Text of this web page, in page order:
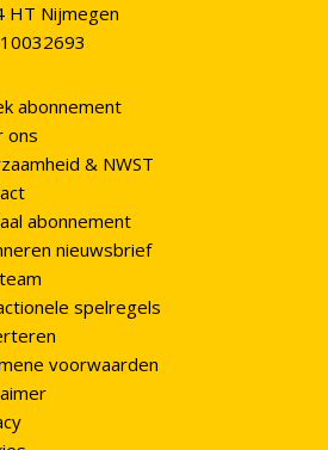
HT Nijmegen
abonnement
ons
& NWST
abonnement
nieuwsbrief
spelregels
voorwaarden